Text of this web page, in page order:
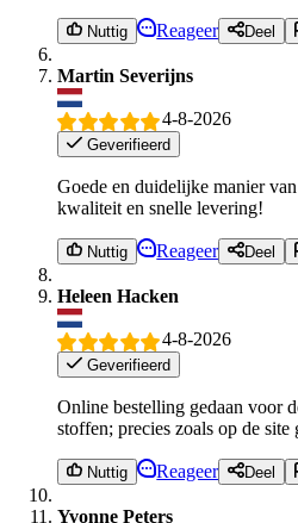
Nuttig Reageer Deel
Martin Severijns
4-8-2026
Geverifieerd
Goede en duidelijke manier
kwaliteit en snelle levering!
Nuttig Reageer Deel
Heleen Hacken
4-8-2026
Geverifieerd
Online bestelling gedaan voor
stoffen; precies zoals op de
Nuttig Reageer Deel
Yvonne Peters